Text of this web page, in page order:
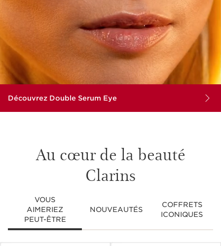
Découvrez Double Serum Eye
Au cœur de la beauté
Clarins
VOUS
AIMERIEZ
PEUT-ÊTRE
NOUVEAUTÉS
COFFRETS
ICONIQUES